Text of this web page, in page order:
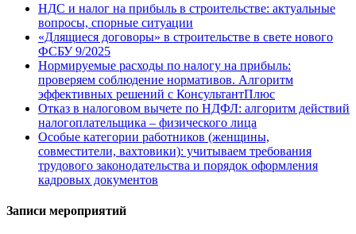
НДС и налог на прибыль в строительстве: актуальные
вопросы, спорные ситуации
«Длящиеся договоры» в строительстве в свете нового
ФСБУ 9/2025
Нормируемые расходы по налогу на прибыль:
проверяем соблюдение нормативов. Алгоритм
эффективных решений с КонсультантПлюс
Отказ в налоговом вычете по НДФЛ: алгоритм действий
налогоплательщика – физического лица
Особые категории работников (женщины,
совместители, вахтовики): учитываем требования
трудового законодательства и порядок оформления
кадровых документов
Записи мероприятий